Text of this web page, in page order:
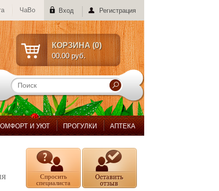
Вход Регистрация
ЧаВо
КОРЗИНА (0)
00.00 руб.
И УЮТ ПРОГУЛКИ АПТЕКА
Спросить
специалиста